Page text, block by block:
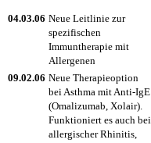
04.03.06 Neue Leitlinie zur
spezifischen
Immuntherapie mit
Allergenen
09.02.06 Neue Therapieoption
bei Asthma mit Anti-IgE
(Omalizumab, Xolair).
Funktioniert es auch bei
allergischer Rhinitis,